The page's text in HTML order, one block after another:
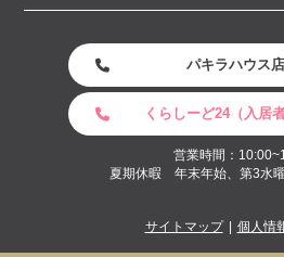
パキラハウス
くらしーど24（入居
営業時間：
夏期休暇 年末年始、第3水
サイトマップ 個人情